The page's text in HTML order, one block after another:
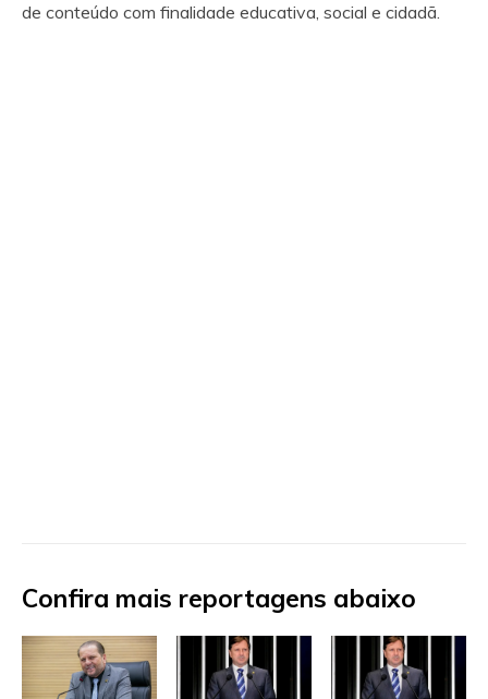
de conteúdo com finalidade educativa, social e cidadã.
Confira mais reportagens abaixo